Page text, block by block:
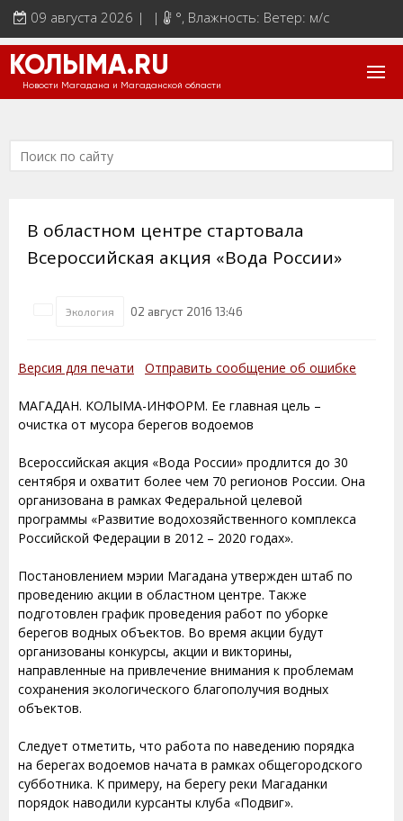
09 августа 2026 | | °, Влажность: Ветер: м/с
КОЛЫМА.RU
Новости Магадана и Магаданской области
В областном центре стартовала
Всероссийская акция «Вода России»
Экология 02 август 2016 13:46
Версия для печати Отправить сообщение об ошибке
МАГАДАН. КОЛЫМА-ИНФОРМ. Ее главная цель –
очистка от мусора берегов водоемов
Всероссийская акция «Вода России» продлится до 30
сентября и охватит более чем 70 регионов России. Она
организована в рамках Федеральной целевой
программы «Развитие водохозяйственного комплекса
Российской Федерации в 2012 – 2020 годах».
Постановлением мэрии Магадана утвержден штаб по
проведению акции в областном центре. Также
подготовлен график проведения работ по уборке
берегов водных объектов. Во время акции будут
организованы конкурсы, акции и викторины,
направленные на привлечение внимания к проблемам
сохранения экологического благополучия водных
объектов.
Следует отметить, что работа по наведению порядка
на берегах водоемов начата в рамках общегородского
субботника. К примеру, на берегу реки Магаданки
порядок наводили курсанты клуба «Подвиг».